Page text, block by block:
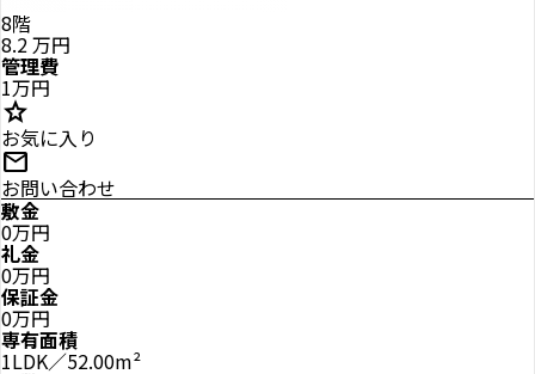
8階
8.2万円
管理費
1万円
star
お気に入り
mail
お問い合わせ
敷金
0万円
礼金
0万円
保証金
0万円
専有面積
1LDK／52.00m²